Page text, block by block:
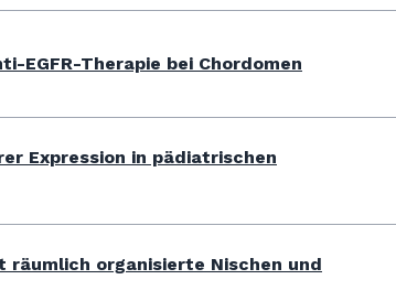
EGFR-Therapie bei Chordomen
Expression in pädiatrischen
räumlich organisierte Nischen und